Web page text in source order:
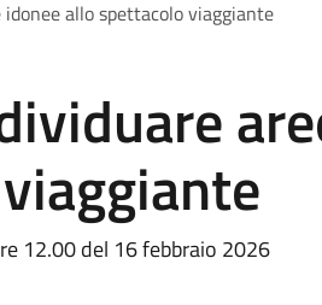
allo spettacolo viaggiante
12.00 del 16 febbraio 2026